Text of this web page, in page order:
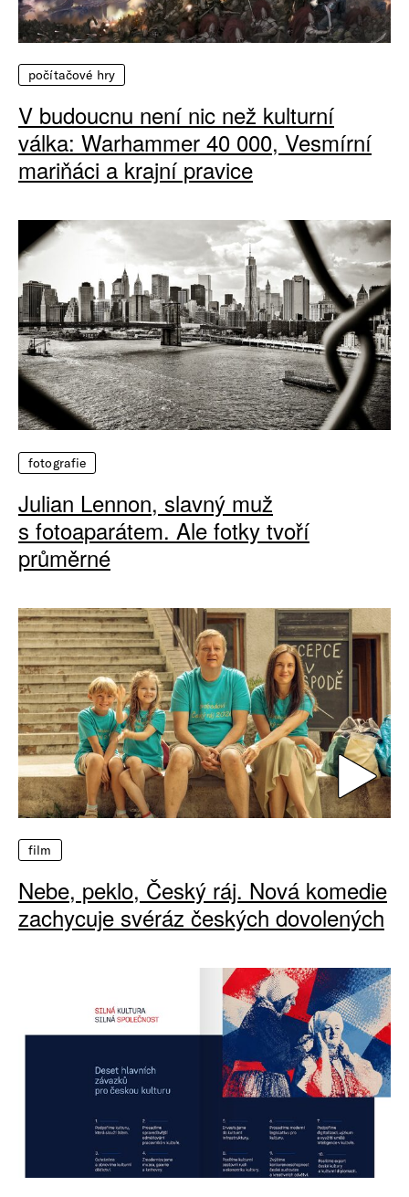
počítačové hry
V budoucnu není nic než kulturní
válka: Warhammer 40 000, Vesmírní
mariňáci a krajní pravice
fotografie
Julian Lennon, slavný muž
s fotoaparátem. Ale fotky tvoří
průměrné
film
Nebe, peklo, Český ráj. Nová komedie
zachycuje svéráz českých dovolených